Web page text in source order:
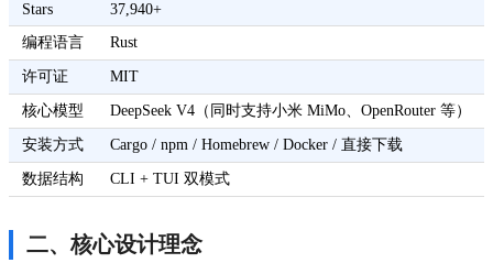
Stars
37,940+
编程语言
Rust
许可证 MIT
核心模型 DeepSeek V4（同时支持小米 MiMo、OpenRouter 等）
安装方式 Cargo / npm / Homebrew / Docker / 直接下载
数据结构 CLI + TUI 双模式
二、核心设计理念